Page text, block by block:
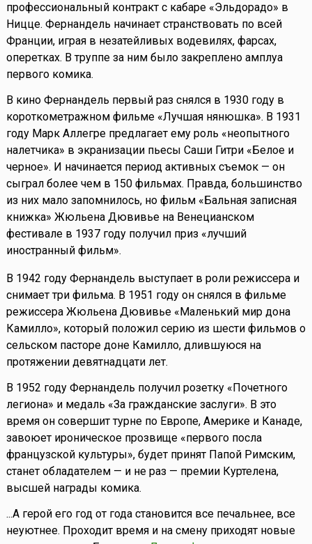
профессиональный контракт с кабаре «Эльдорадо» в
Ницце. Фернандель начинает странствовать по всей
Франции, играя в незатейливых водевилях, фарсах,
оперетках. В труппе за ним было закреплено амплуа
первого комика.
В кино Фернандель первый раз снялся в 1930 году в
короткометражном фильме «Лучшая нянюшка». В 1931
году Марк Аллегре предлагает ему роль «неопытного
налетчика» в экранизации пьесы Саши Гитри «Белое и
черное». И начинается период активных съемок — он
сыграл более чем в 150 фильмах. Правда, большинство
из них мало запомнилось, но фильм «Бальная записная
книжка» Жюльена Дювивье на Венецианском
фестивале в 1937 году получил приз «лучший
иностранный фильм».
В 1942 году Фернандель выступает в роли режиссера и
снимает три фильма. В 1951 году он снялся в фильме
режиссера Жюльена Дювивье «Маленький мир дона
Камилло», который положил серию из шести фильмов о
сельском пасторе доне Камилло, длившуюся на
протяжении девятнадцати лет.
В 1952 году Фернандель получил розетку «Почетного
легиона» и медаль «За гражданские заслуги». В это
время он совершит турне по Европе, Америке и Канаде,
завоюет ироническое прозвище «первого посла
французской культуры», будет принят Папой Римским,
станет обладателем — и не раз — премии Куртелена,
высшей награды комика.
...А герой его год от года становится все печальнее, все
неуютнее. Проходит время и на смену приходят новые